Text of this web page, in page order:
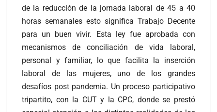
de la reducción de la jornada laboral de 45 a 40
horas semanales esto significa Trabajo Decente
para un buen vivir. Esta ley fue aprobada con
mecanismos de conciliación de vida laboral,
personal y familiar, lo que facilita la inserción
laboral de las mujeres, uno de los grandes
desafíos post pandemia. Un proceso participativo
tripartito, con la CUT y la CPC, donde se prestó